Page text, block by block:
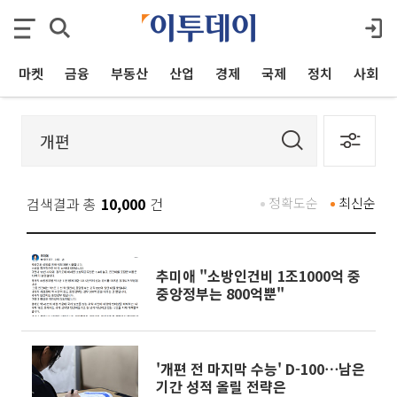
마켓 금융 부동산 산업 경제 국제 정치 사회
검색결과 총 10,000 건 최신순
정확도순
추미애 "소방인건비 1조1000억 중
중앙정부는 800억뿐"
'개편 전 마지막 수능' D-100⋯남은
기간 성적 올릴 전략은